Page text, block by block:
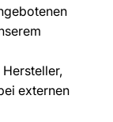
externen